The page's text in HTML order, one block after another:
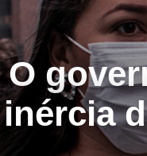
O
inércia